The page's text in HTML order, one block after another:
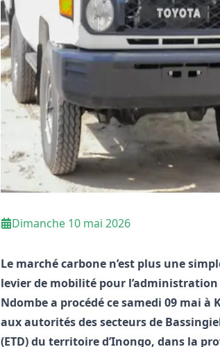
Dimanche 10 mai 2026
Le marché carbone n’est plus une
levier de mobilité pour l’administration
Ndombe a procédé ce samedi 09 mai
aux autorités des secteurs de
(ETD) du territoire d’Inongo, dans la